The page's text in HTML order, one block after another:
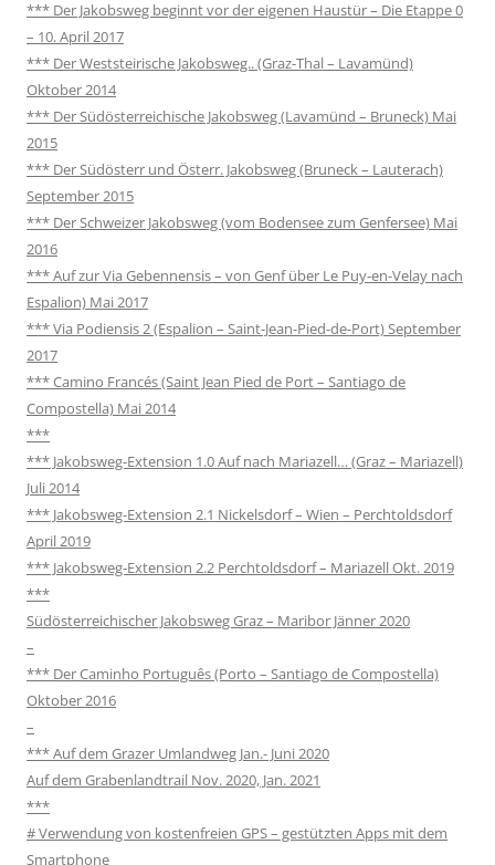
*** Der Jakobsweg beginnt vor der eigenen Haustür – Die Etappe 0
– 10. April 2017
*** Der Weststeirische Jakobsweg.. (Graz-Thal – Lavamünd)
Oktober 2014
*** Der Südösterreichische Jakobsweg (Lavamünd – Bruneck) Mai
2015
*** Der Südösterr und Österr. Jakobsweg (Bruneck – Lauterach)
September 2015
*** Der Schweizer Jakobsweg (vom Bodensee zum Genfersee) Mai
2016
*** Auf zur Via Gebennensis – von Genf über Le Puy-en-Velay nach
Espalion) Mai 2017
*** Via Podiensis 2 (Espalion – Saint-Jean-Pied-de-Port) September
2017
*** Camino Francés (Saint Jean Pied de Port – Santiago de
Compostella) Mai 2014
***
*** Jakobsweg-Extension 1.0 Auf nach Mariazell… (Graz – Mariazell)
Juli 2014
*** Jakobsweg-Extension 2.1 Nickelsdorf – Wien – Perchtoldsdorf
April 2019
*** Jakobsweg-Extension 2.2 Perchtoldsdorf – Mariazell Okt. 2019
***
Südösterreichischer Jakobsweg Graz – Maribor Jänner 2020
–
*** Der Caminho Português (Porto – Santiago de Compostella)
Oktober 2016
–
*** Auf dem Grazer Umlandweg Jan.- Juni 2020
Auf dem Grabenlandtrail Nov. 2020, Jan. 2021
***
# Verwendung von kostenfreien GPS – gestützten Apps mit dem
Smartphone